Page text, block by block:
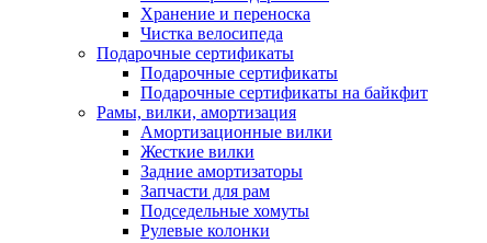
Хранение и переноска
Чистка велосипеда
Подарочные сертификаты
Подарочные сертификаты
Подарочные сертификаты на байкфит
Рамы, вилки, амортизация
Амортизационные вилки
Жесткие вилки
Задние амортизаторы
Запчасти для рам
Подседельные хомуты
Рулевые колонки